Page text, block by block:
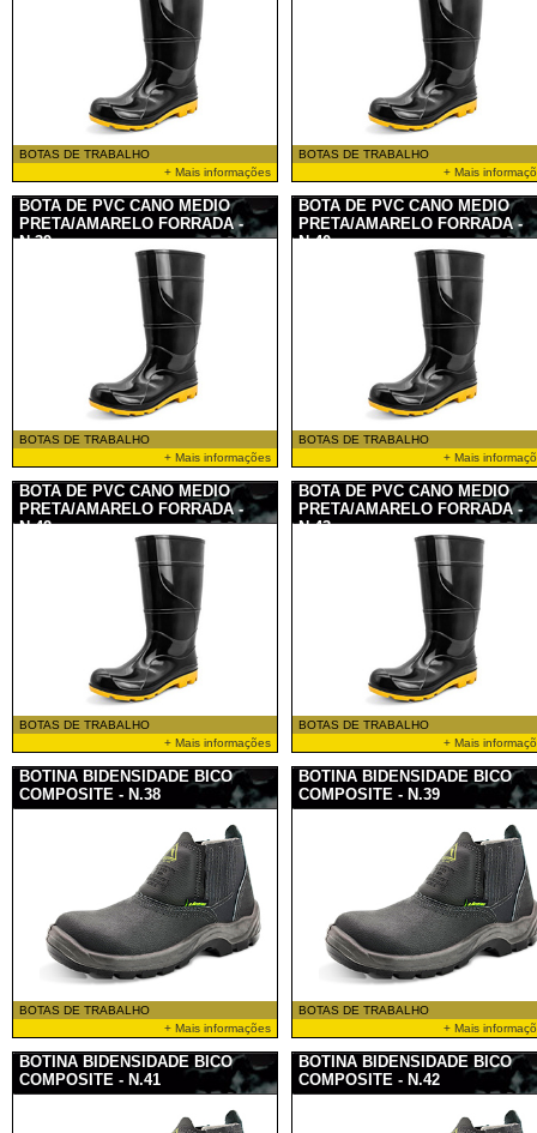
BOTAS DE TRABALHO
+ Mais informações
BOTAS DE TRABALHO
+ Mais
BOTA DE PVC CANO MEDIO
PRETA/AMARELO FORRADA -
N.39
BOTAS DE TRABALHO
+ Mais informações
BOTA DE PVC CANO MEDIO
PRETA/AMARELO FORRADA -
N.40
BOTAS DE TRABALHO
+ Mais
BOTA DE PVC CANO MEDIO
PRETA/AMARELO FORRADA -
N.42
BOTAS DE TRABALHO
+ Mais informações
BOTA DE PVC CANO MEDIO
PRETA/AMARELO FORRADA -
N.43
BOTAS DE TRABALHO
+ Mais
BOTINA BIDENSIDADE BICO
COMPOSITE - N.38
BOTAS DE TRABALHO
+ Mais informações
BOTINA BIDENSIDADE BICO
COMPOSITE - N.39
BOTAS DE TRABALHO
+ Mais
BOTINA BIDENSIDADE BICO
COMPOSITE - N.41
BOTINA BIDENSIDADE BICO
COMPOSITE - N.42